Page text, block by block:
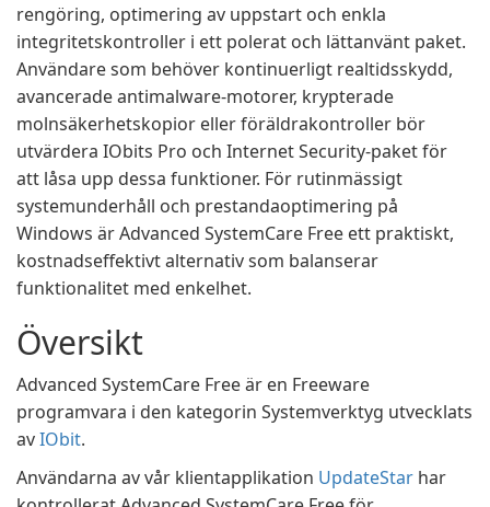
rengöring, optimering av uppstart och enkla
integritetskontroller i ett polerat och lättanvänt paket.
Användare som behöver kontinuerligt realtidsskydd,
avancerade antimalware-motorer, krypterade
molnsäkerhetskopior eller föräldrakontroller bör
utvärdera IObits Pro och Internet Security-paket för
att låsa upp dessa funktioner. För rutinmässigt
systemunderhåll och prestandaoptimering på
Windows är Advanced SystemCare Free ett praktiskt,
kostnadseffektivt alternativ som balanserar
funktionalitet med enkelhet.
Översikt
Advanced SystemCare Free är en Freeware
programvara i den kategorin Systemverktyg utvecklats
avIObit.
Användarna av vår klientapplikation UpdateStar har